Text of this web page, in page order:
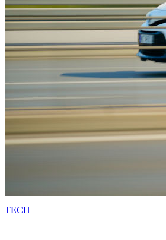
TECH